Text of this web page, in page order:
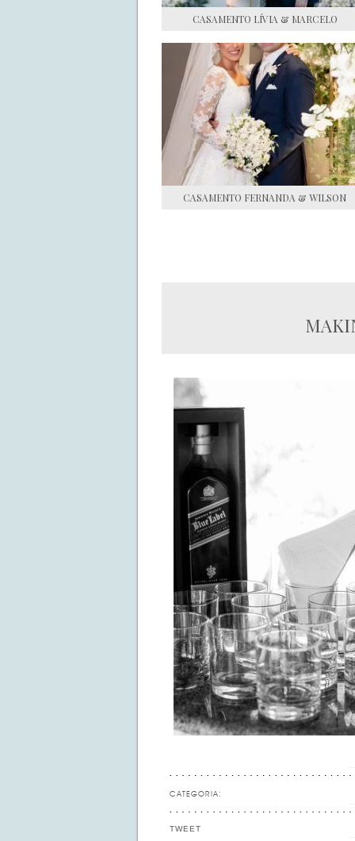
CASAMENTO LÍVIA & MARCELO
CASAMENTO FERNANDA & WILSON
CATEGORIA:
TWEET